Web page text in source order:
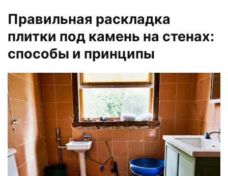
Правильная раскладка
плитки под камень на стенах:
способы и принципы